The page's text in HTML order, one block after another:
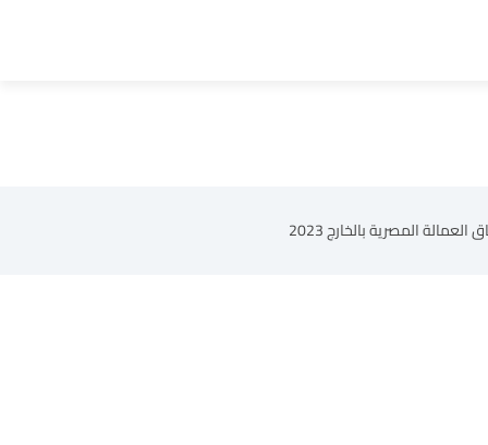
المصرية بالخارج 2023